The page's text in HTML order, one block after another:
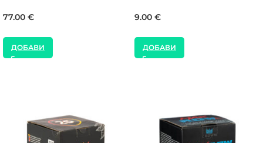
77.00 €
ДОБАВИ
9.00 €
ДОБАВИ